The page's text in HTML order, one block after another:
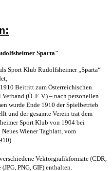
Sparta"
Sport Klub Rudolfsheimer „Sparta“
Beitritt zum Österreichischen
Verband (Ö. F. V.) – nach personellen
wurde Ende 1910 der Spielbetrieb
und der gesamte Verein trat dem
Sport Klub von 1904 bei
Wiener Tagblatt, vom
Vektorgrafikformate (CDR,
PNG, GIF) enthalten.